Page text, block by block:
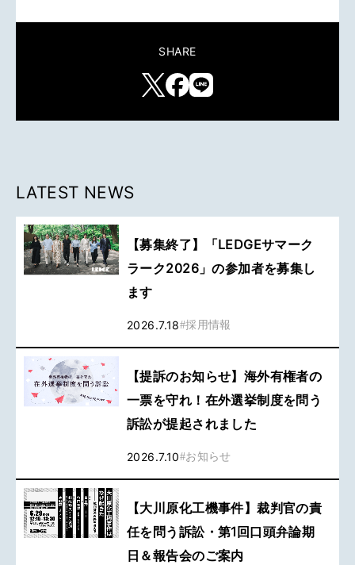
SHARE
LATEST NEWS
【募集終了】「LEDGEサマーク
ラーク2026」の参加者を募集し
ます
2026.7.18#採用情報
【提訴のお知らせ】海外有権者の
一票を守れ！在外選挙制度を問う
訴訟が提起されました
2026.7.10#お知らせ
【大川原化工機事件】裁判官の責
任を問う訴訟・第1回口頭弁論期
日＆報告会のご案内